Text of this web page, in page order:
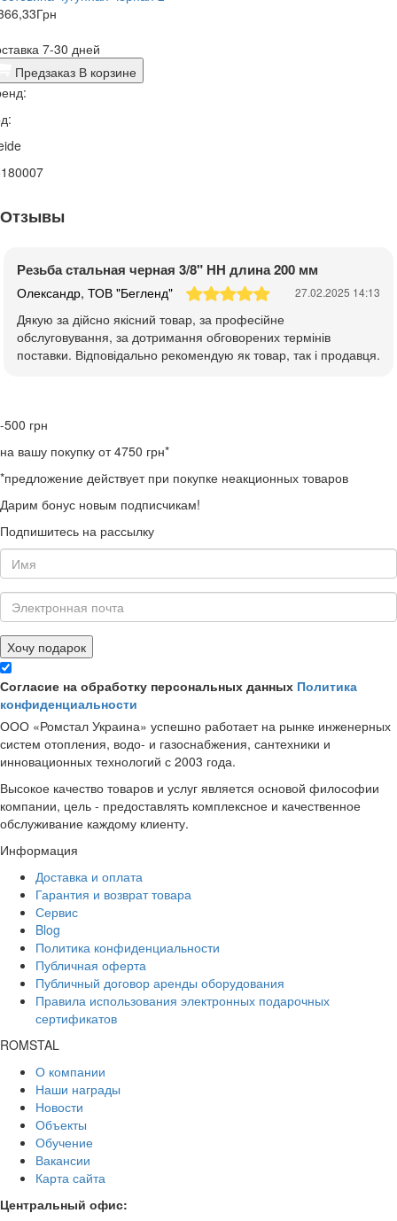
Грн
7-30 дней
Предзаказ В корзине
Отзывы
Резьба стальная черная 3/8" НН длина 200 мм
Олександр, ТОВ "Бегленд" 27.02.2025 14:13
Дякую за дійсно якісний товар, за професійне
обслуговування, за дотримання обговорених термінів
поставки. Відповідально рекомендую як товар, так і продавця.
-500 грн
на вашу покупку от 4750 грн*
*предложение действует при покупке неакционных товаров
Дарим бонус новым подписчикам!
Подпишитесь на рассылку
Хочу подарок
Согласие на обработку персональных данных Политика
конфиденциальности
ООО «Ромстал Украина» успешно работает на рынке инженерных
систем отопления, водо- и газоснабжения, сантехники и
инновационных технологий с 2003 года.
Высокое качество товаров и услуг является основой философии
компании, цель - предоставлять комплексное и качественное
обслуживание каждому клиенту.
Информация
Доставка и оплата
Гарантия и возврат товара
Сервис
Blog
Политика конфиденциальности
Публичная оферта
Публичный договор аренды оборудования
Правила использования электронных подарочных
сертификатов
ROMSTAL
О компании
Наши награды
Новости
Объекты
Обучение
Вакансии
Карта сайта
Центральный офис: